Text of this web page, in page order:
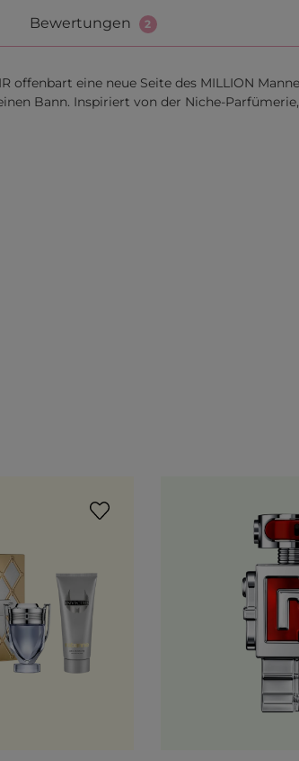
Bewertungen 2
offenbart eine neue Seite des MILLION
Bann. Inspiriert von der Niche-